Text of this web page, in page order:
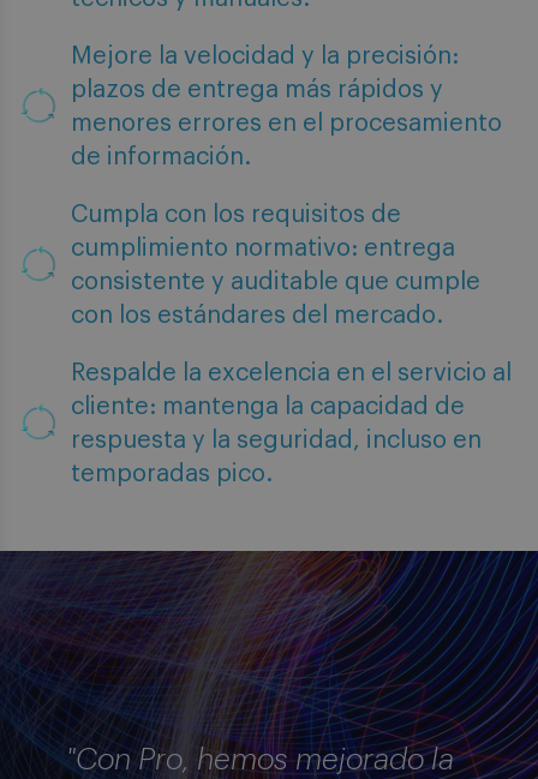
Mejore la velocidad y la precisión:
plazos de entrega más rápidos y
menores errores en el procesamiento
de información.
Cumpla con los requisitos de
cumplimiento normativo: entrega
consistente y auditable que cumple
con los estándares del mercado.
Respalde la excelencia en el servicio al
cliente: mantenga la capacidad de
respuesta y la seguridad, incluso en
temporadas pico.
"Con Pro, hemos mejorado la